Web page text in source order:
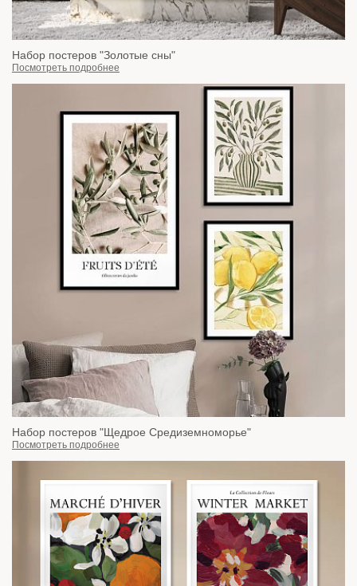
Набор постеров "Золотые сны"
Посмотреть подробнее
Набор постеров "Щедрое Средиземноморье"
Посмотреть подробнее